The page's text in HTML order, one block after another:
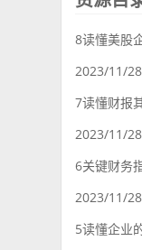
8读懂美股
2023/11/
7读懂财报
2023/11/
6关键财务
2023/11/
5读懂企业